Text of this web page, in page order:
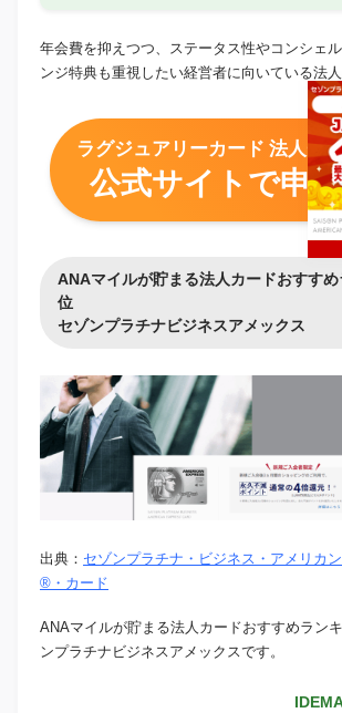
年会費を抑えつつ、ステータス性やコンシェ
ンジ特典も重視したい経営者に向いている法人
ラグジュアリーカード 法人チ
公式サイトで申
ANAマイルが貯まる法人カードおすす
位
セゾンプラチナビジネスアメックス
出典： セゾンプラチナ・ビジネス・アメリカ
®・カード
ANAマイルが貯まる法人カードおすすめラン
ンプラチナビジネスアメックスです。